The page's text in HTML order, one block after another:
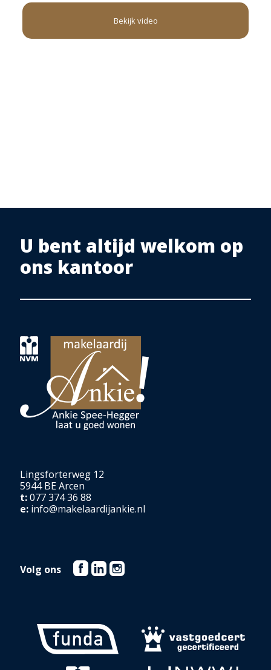
Bekijk video
U bent altijd welkom op
ons kantoor
Lingsforterweg 12
5944 BE Arcen
t:077 374 36 88
e: info@makelaardijankie.nl
Volg ons